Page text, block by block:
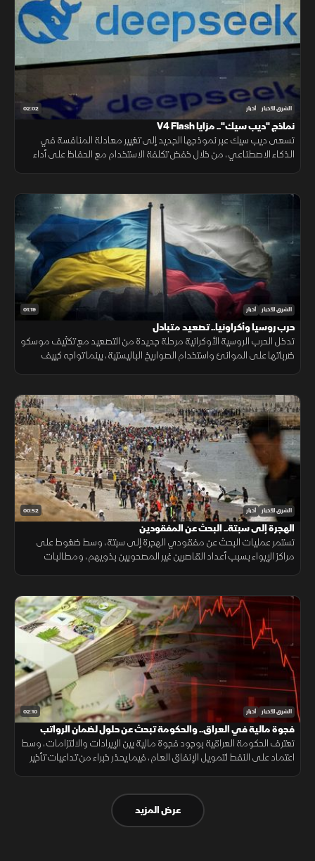
02:02 الشرق للأخبار أخبار
نماذج "ديب سيك".. مزايا V4 Flash
تسعى ديب سيك عبر نموذجها الجديد إلى تغيير معادلة المنافسة في
الذكاء الاصطناعي، من خلال خفض تكلفة الاستخدام مع الحفاظ على أداء
01:19 الشرق للأخبار أخبار
حرب روسيا وأكراونيا.. تصعيد متبادل
تدخل الحرب الروسية الأوكرانية مرحلة جديدة من التصعيد مع تكثيف موسكو
ضرباتها على الموانئ واستخدام الصواريخ الباليستية، بينما تواجه كييف
00:52 الشرق للأخبار أخبار
الهجرة إلى سبتة.. البحث عن المفقودين
تستمر عمليات البحث عن مفقودي الهجرة إلى سبتة، وسط ضغوط على
مراكز الإيواء بسبب أعداد القاصرين غير المصحوبين بذويهم، ومطالبات
02:10 الشرق للأخبار أخبار
فجوة مالية في العراق.. والحكومة تبحث عن حلول لضمان الرواتب
تعترف الحكومة العراقية بوجود فجوة مالية بين الإيرادات والالتزامات، وسط
اعتماد على النفط لتمويل الإنفاق العام، فيما يحذر خبراء من تداعيات تأخير
عرض المزيد